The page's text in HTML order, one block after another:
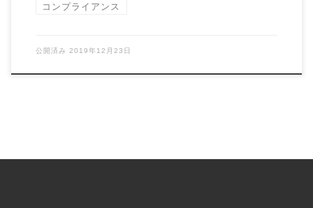
コンプライアンス
公開済み 2019年12月23日